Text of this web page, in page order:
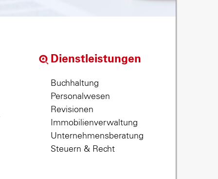
Dienstleistungen
Buchhaltung
Personalwesen
Revisionen
Immobilienverwaltung
Unternehmensberatung
Steuern & Recht